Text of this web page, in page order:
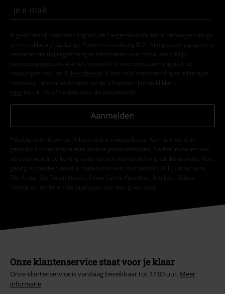
Ik geef hierbij toestemming om de Large-nieuwsbrief te ontvangen en ga
ermee akkoord dat Large Popmerchandising B.V. mijn persoonsgegevens
verwerkt om mij regelmatig te informeren over producten. Mijn
persoonsgegevens worden verwerkt in overeenstemming met de
bepalingen van het
Privacybeleid . Ik kan mijn toestemming te allen tijde
intrekken, bijvoorbeeld door op de ‘afmelden’-link te klikken.
Hier kan ik me afmelden voor de nieuwsbrief.
Aanmelden
*Geldig voor 4 weken. Alleen online inwisselbaar. Kan niet worden
gebruikt in combinatie met andere promotiecodes. Na het invoeren van
de code wordt de korting automatisch verrekend in je winkelmandje. Niet
geldig op boeken, media, cadeaubonnen, Rammstein, (Till) Lindemann,
Die Ärzte, Die Toten Hosen, Feine Sahne Fischfilet, Broilers, Böhse
Onkelz en artikelen die bijdragen aan een goed doel.
Onze klantenservice staat voor je klaar
Onze klantenservice is vandaag bereikbaar tot 17:00 uur. Meer
informatie